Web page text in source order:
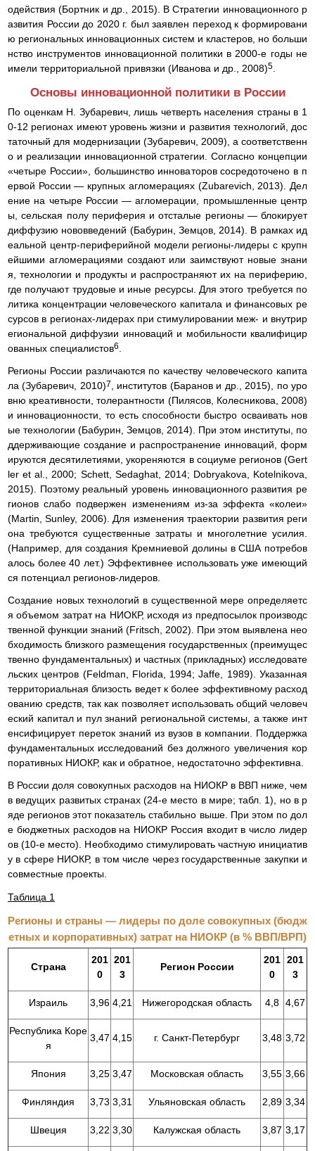
одействия (Бортник и др., 2015). В Стратегии инновационного р
азвития России до 2020 г. был заявлен переход к формировани
ю региональных инновационных систем и кластеров, но больши
нство инструментов инновационной политики в 2000-е годы не
имели территориальной привязки (Иванова и др., 2008)5
Основы инновационной политики в России
По оценкам Н. Зубаревич, лишь четверть населения страны в 1
0-12 регионах имеют уровень жизни и развития технологий, дос
таточный для модернизации (Зубаревич, 2009), а соответственн
о и реализации инновационной стратегии. Согласно концепции
«четыре России», большинство инноваторов сосредоточено в п
ервой России — крупных агломерациях (Zubarevich, 2013). Дел
ение на четыре России — агломерации, промышленные центр
ы, сельская полу периферия и отсталые регионы — блокирует
диффузию нововведений (Бабурин, Земцов, 2014). В рамках ид
еальной центр-периферийной модели регионы-лидеры с крупн
ейшими агломерациями создают или заимствуют новые знани
я, технологии и продукты и распространяют их на периферию,
где получают трудовые и иные ресурсы. Для этого требуется по
литика концентрации человеческого капитала и финансовых ре
сурсов в регионах-лидерах при стимулировании меж- и внутрир
егиональной диффузии инноваций и мобильности квалифицир
ованных специалистов6
Регионы России различаются по качеству человеческого капита
ла (Зубаревич, 2010)7
, институтов (Баранов и др., 2015), по уро
вню креативности, толерантности (Пилясов, Колесникова, 2008)
и инновационности, то есть способности быстро осваивать нов
ые технологии (Бабурин, Земцов, 2014). При этом институты, по
ддерживающие создание и распространение инноваций, форм
ируются десятилетиями, укореняются в социуме регионов (Gert
ler et al., 2000; Schett, Sedaghat, 2014; Dobryakova, Kotelnikova,
2015). Поэтому реальный уровень инновационного развития ре
гионов слабо подвержен изменениям из-за эффекта «колеи»
(Martin, Sunley, 2006). Для изменения траектории развития реги
она требуются существенные затраты и многолетние усилия.
(Например, для создания Кремниевой долины в США потребов
алось более 40 лет.) Эффективнее использовать уже имеющий
ся потенциал регионов-лидеров.
Создание новых технологий в существенной мере определяетс
я объемом затрат на НИОКР, исходя из предпосылок производс
твенной функции знаний (Fritsch, 2002). При этом выявлена нео
бходимость близкого размещения государственных (преимущес
твенно фундаментальных) и частных (прикладных) исследовате
льских центров (Feldman, Florida, 1994; Jaffe, 1989). Указанная
территориальная близость ведет к более эффективному расход
ованию средств, так как позволяет использовать общий человеч
еский капитал и пул знаний региональной системы, а также инт
енсифицирует переток знаний из вузов в компании. Поддержка
фундаментальных исследований без должного увеличения кор
поративных НИОКР, как и обратное, недостаточно эффективна.
В России доля совокупных расходов на НИОКР в ВВП ниже, чем
в ведущих развитых странах (24-е место в мире; табл. 1), но в р
яде регионов этот показатель стабильно выше. При этом по дол
е бюджетных расходов на НИОКР Россия входит в число лидер
ов (10-е место). Необходимо стимулировать частную инициатив
у в сфере НИОКР, в том числе через государственные закупки и
совместные проекты.
Таблица 1
Регионы и страны — лидеры по доле совокупных (бюдж
етных и корпоративных) затрат на НИОКР (в % ВВП/ВРП)
Страна
201
0
201
3
Регион России
201
0
201
3
Израиль 3,96 4,21 Нижегородская область 4,8 4,67
Республика Коре
я
3,47 4,15 г. Санкт-Петербург 3,48 3,72
Япония 3,25 3,47 Московская область 3,55 3,66
Финляндия 3,73 3,31 Ульяновская область 2,89 3,34
Швеция 3,22 3,30 Калужская область 3,87 3,17